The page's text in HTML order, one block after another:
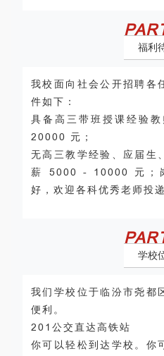
福利
我校面向社会公开招聘各
件如下：
具备高三带班授课经验
20000 元；
无高三教学经验、应届生
薪 5000 - 10000 元；
好，欢迎各科优秀老师投
学校
我们学校位于临汾市尧都
便利。
201公交直达高铁站
你可以轻松到达学校。你